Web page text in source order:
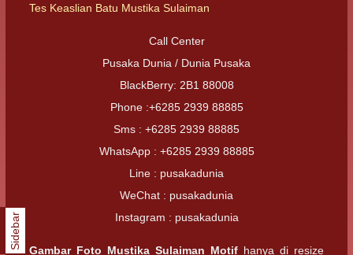
Tes Keaslian Batu Mustika Sulaiman
Call Center
Pusaka Dunia / Dunia Pusaka
BlackBerry: 2B1 88008
Phone :+6285 2939 88885
Sms : +6285 2939 88885
WhatsApp : +6285 2939 88885
Line : pusakadunia
WeChat : pusakadunia
Instagram : pusakadunia
Gambar Foto Mustika Sulaiman Motif hanya di resize
Sidebar